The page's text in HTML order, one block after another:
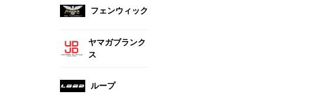
フェンウィック
ヤマガブランク
ス
ループ